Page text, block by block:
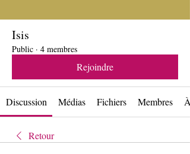
Isis
Public · 4 membres
Rejoindre
Discussion Médias Fichiers Membres
Retour